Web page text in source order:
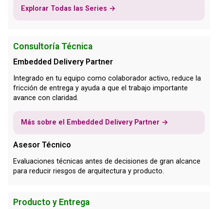
Explorar Todas las Series →
Consultoría Técnica
Embedded Delivery Partner
Integrado en tu equipo como colaborador activo, reduce la
fricción de entrega y ayuda a que el trabajo importante
avance con claridad.
Más sobre el Embedded Delivery Partner →
Asesor Técnico
Evaluaciones técnicas antes de decisiones de gran alcance
para reducir riesgos de arquitectura y producto.
Producto y Entrega